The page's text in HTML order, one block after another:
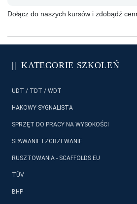
Dołącz do naszych kursów i zdobądź
KATEGORIE SZKOLEŃ
UDT / TDT / WDT
HAKOWY-SYGNALISTA
SPRZĘT DO PRACY NA WYSOKOŚCI
SPAWANIE I ZGRZEWANIE
RUSZTOWANIA - SCAFFOLDS EU
TÜV
BHP